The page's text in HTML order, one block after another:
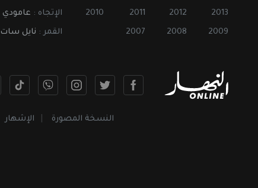
2013
2012
2011
2010
2009
2008
2007
الإتجاه : عامودي
القمر : نايل سات
النسخة المصورة الإشهار